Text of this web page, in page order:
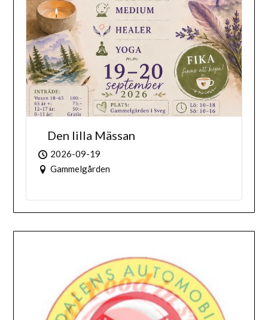
Den lilla Mässan
2026-09-19
Gammelgården